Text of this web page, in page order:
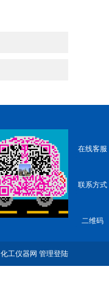
化工仪器网 管理登陆
在线客服
联系方式
二维码